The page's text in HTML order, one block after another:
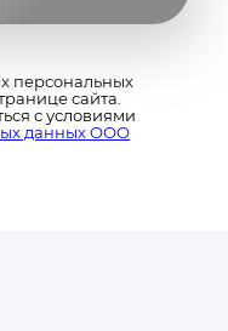
персональных
сайта.
с условиями
данных ООО